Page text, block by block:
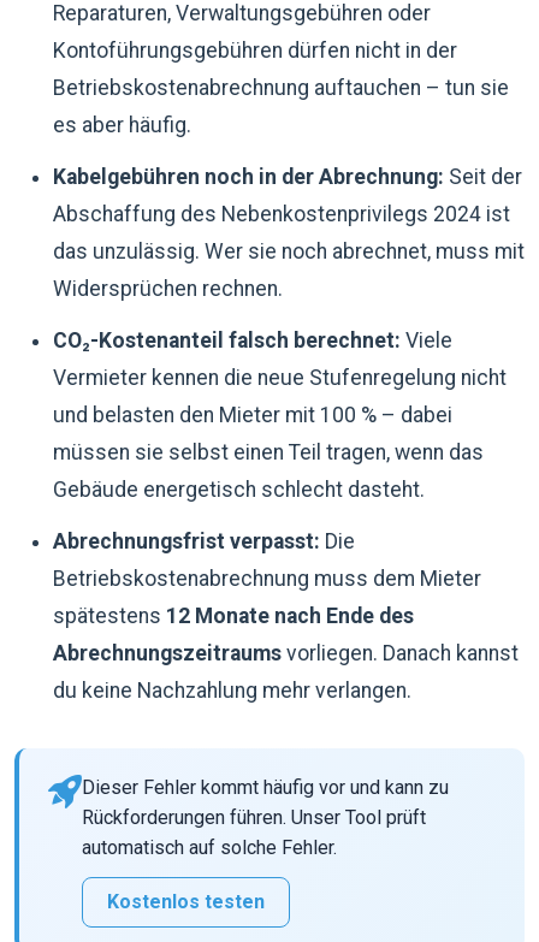
Reparaturen, Verwaltungsgebühren oder
Kontoführungsgebühren dürfen nicht in der
Betriebskostenabrechnung auftauchen – tun sie
es aber häufig.
Kabelgebühren noch in der Abrechnung: Seit der
Abschaffung des Nebenkostenprivilegs 2024 ist
das unzulässig. Wer sie noch abrechnet, muss mit
Widersprüchen rechnen.
CO₂-Kostenanteil falsch berechnet: Viele
Vermieter kennen die neue Stufenregelung nicht
und belasten den Mieter mit 100 % – dabei
müssen sie selbst einen Teil tragen, wenn das
Gebäude energetisch schlecht dasteht.
Abrechnungsfrist verpasst: Die
Betriebskostenabrechnung muss dem Mieter
spätestens 12 Monate nach Ende des
Abrechnungszeitraums vorliegen. Danach kannst
du keine Nachzahlung mehr verlangen.
Dieser Fehler kommt häufig vor und kann zu
Rückforderungen führen. Unser Tool prüft
automatisch auf solche Fehler.
Kostenlos testen